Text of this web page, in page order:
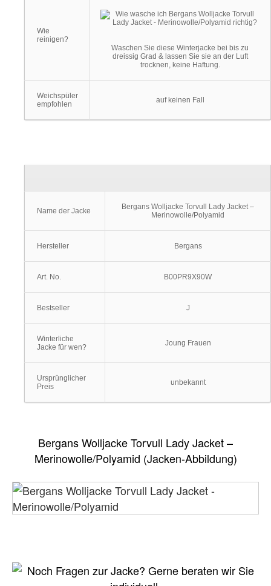
Wie
reinigen?
Waschen Sie diese Winterjacke bei bis zu
dreissig Grad & lassen Sie sie an der Luft
trocknen, keine Haftung.
Weichspüler
empfohlen
auf keinen Fall
Name der Jacke
Bergans Wolljacke Torvull Lady Jacket –
Merinowolle/Polyamid
Hersteller Bergans
Art. No. B00PR9X90W
Bestseller J
Winterliche
Jacke für wen?
Joung Frauen
Ursprünglicher
Preis
unbekannt
Bergans Wolljacke Torvull Lady Jacket –
Merinowolle/Polyamid (Jacken-Abbildung)